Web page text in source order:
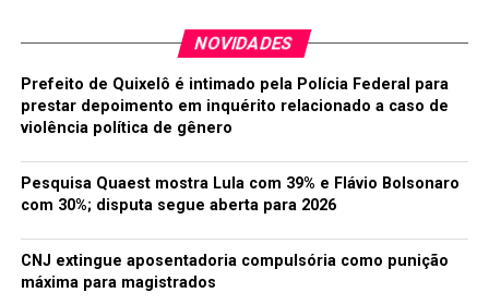
quadra, acertada por 8.300 apostas, vai pagar R$ 383,80
A Mega-Sena faz sorteios duas vezes por semana, às
quartas e aos sábados. As apostas devem ser feitas até as
19h (horário de Brasília) do dia do sorteio em qualquer
uma das 11,9 mil lotéricas. A aposta mínima custa R$ 2.
Fonte: G1.com
NOVIDADES
Prefeito de Quixelô é intimado pela Polícia Federal para
prestar depoimento em inquérito relacionado a caso de
violência política de gênero
Pesquisa Quaest mostra Lula com 39% e Flávio Bolsonaro
com 30%; disputa segue aberta para 2026
CNJ extingue aposentadoria compulsória como punição
máxima para magistrados